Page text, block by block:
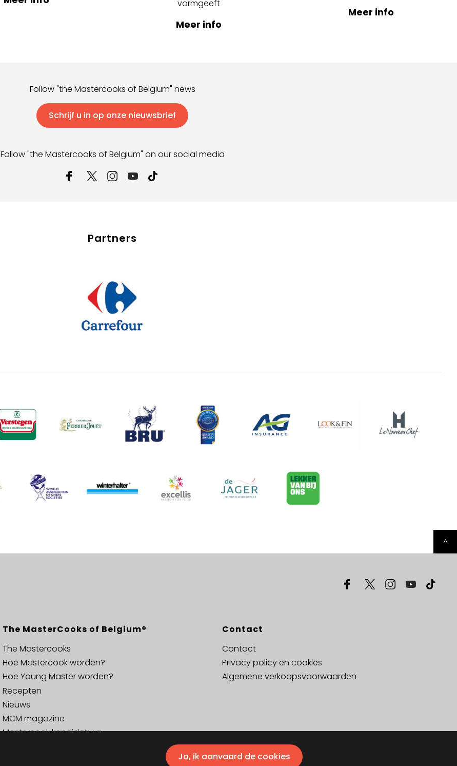
vormgeeft
Meer info
Meer info
Follow "the Mastercooks of Belgium" news
Schrijf u in op onze nieuwsbrief
Follow "the Mastercooks of Belgium" on our social media
Partners
^
The MasterCooks of Belgium®
The Mastercooks
Hoe Mastercook worden?
Hoe Young Master worden?
Recepten
Nieuws
MCM magazine
Mastercook kandidatuur
Contact
Contact
Privacy policy en cookies
Algemene verkoopsvoorwaarden
Ja, ik aanvaard de cookies